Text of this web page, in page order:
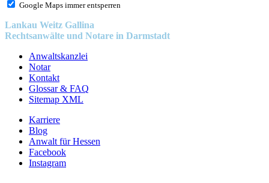
Google Maps immer entsperren
Lankau Weitz Gallina
Rechtsanwälte und Notare in Darmstadt
Anwaltskanzlei
Notar
Kontakt
Glossar & FAQ
Sitemap XML
Karriere
Blog
Anwalt für Hessen
Facebook
Instagram